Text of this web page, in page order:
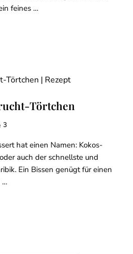
feines …
Törtchen
3
hat einen Namen: Kokos-
auch der schnellste und
Ein Bissen genügt für einen
…